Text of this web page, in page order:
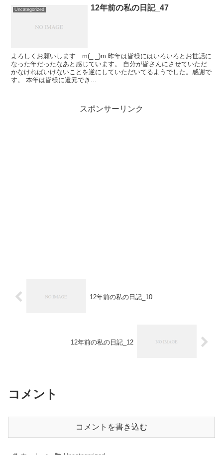
Uncategorized 12年前の私の日記_47
よろしくお願いします m(_ _)m 昨年は皆様にはいろいろとお世話に
なった年だったなあと感じています。 自分が皆さんにさせていただ
かなければいけないことを逆にしていただいてるようでした。感謝で
す。 本年は皆様に還元でき...
スポンサーリンク
12年前の私の日記_10
12年前の私の日記_12
コメント
コメントを書き込む